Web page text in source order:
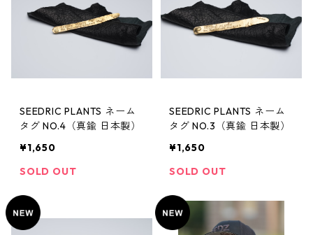
SEEDRIC PLANTS ネーム
タグ NO.4（真鍮 日本製）
¥1,650
SOLD OUT
SEEDRIC PLANTS ネーム
タグ NO.3（真鍮 日本製）
¥1,650
SOLD OUT